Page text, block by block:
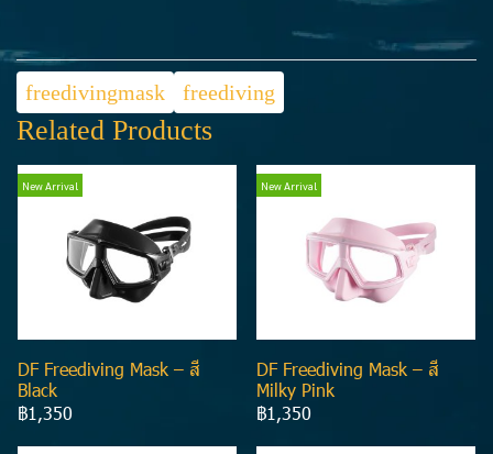
freedivingmask freediving
Related Products
New Arrival
DF Freediving Mask – สี
Black
฿1,350
New Arrival
DF Freediving Mask – สี
Milky Pink
฿1,350